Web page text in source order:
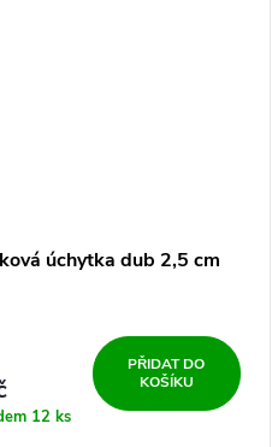
úchytka dub 2,5 cm
12 ks
PŘIDAT DO
KOŠÍKU